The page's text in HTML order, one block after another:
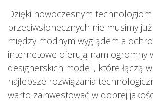
Dzięki nowoczesnym
przeciwsłonecznych nie musimy
między modnym wyglądem a
internetowe oferują nam ogromny
designerskich modeli, które łączą
najlepsze rozwiązania
warto zainwestować w dobrej